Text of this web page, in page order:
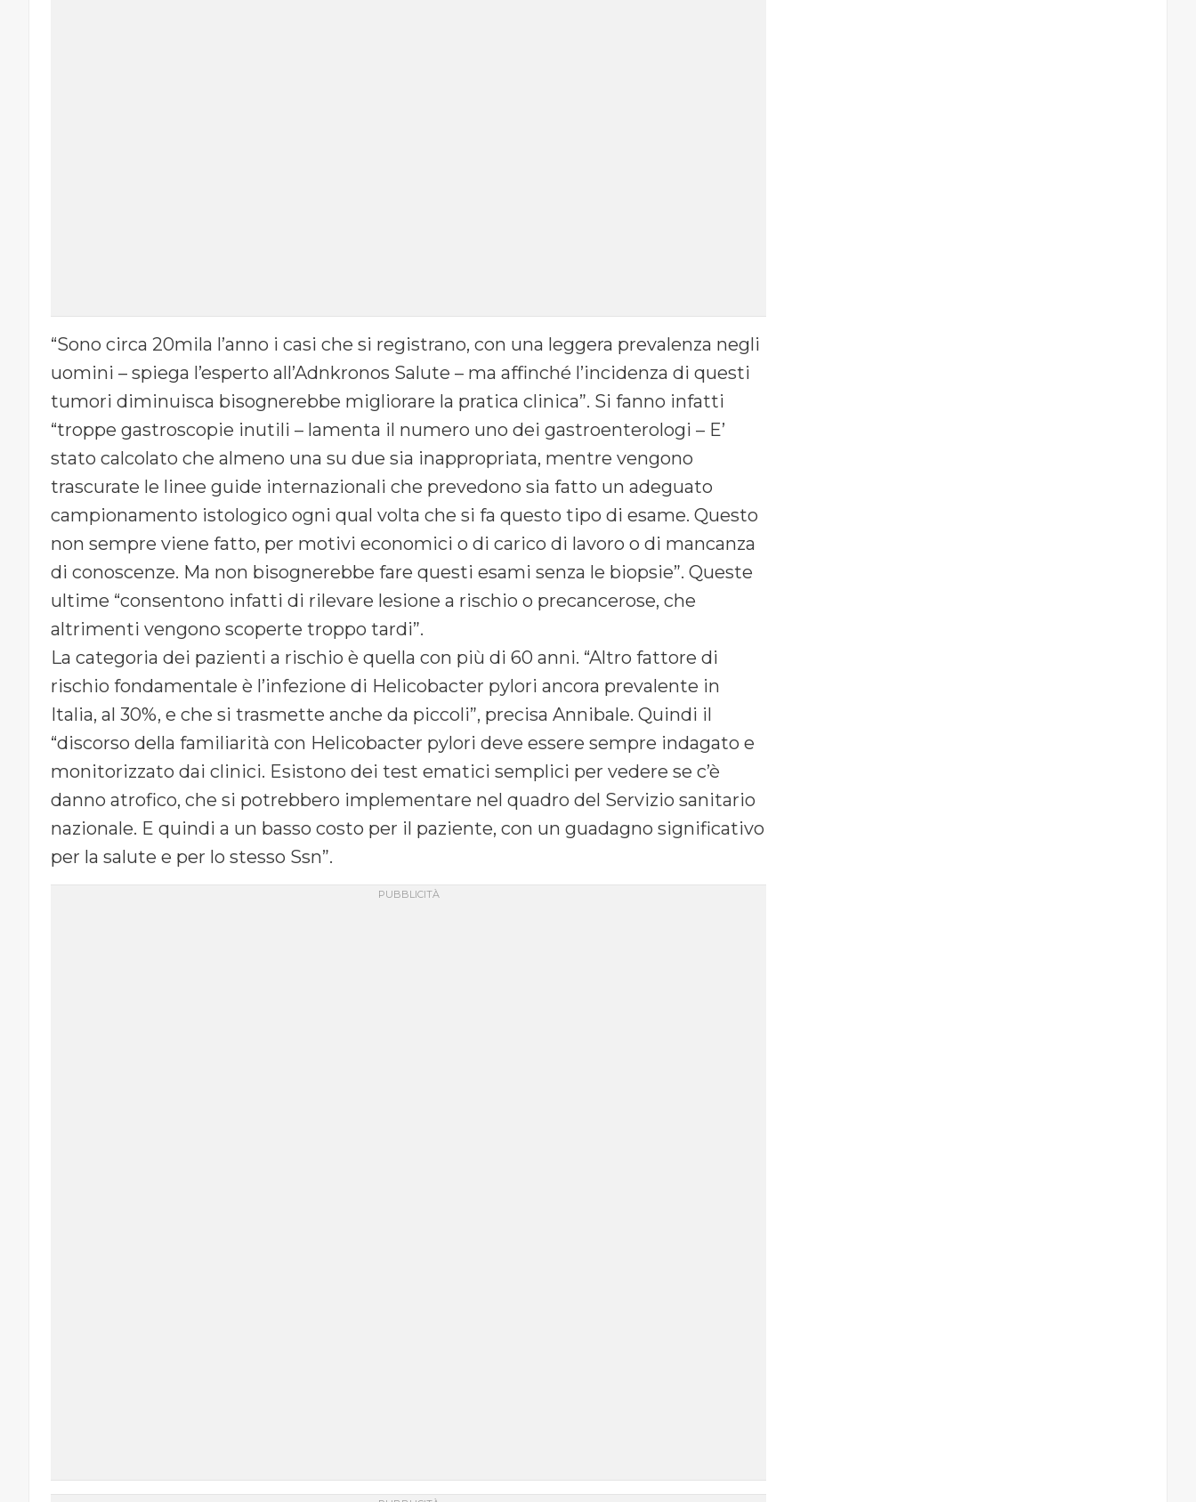
“Sono circa 20mila l’anno i casi che si registrano, con una leggera prevalenza negli
uomini – spiega l’esperto all’Adnkronos Salute – ma affinché l’incidenza di questi
tumori diminuisca bisognerebbe migliorare la pratica clinica”. Si fanno infatti
“troppe gastroscopie inutili – lamenta il numero uno dei gastroenterologi – E’
stato calcolato che almeno una su due sia inappropriata, mentre vengono
trascurate le linee guide internazionali che prevedono sia fatto un adeguato
campionamento istologico ogni qual volta che si fa questo tipo di esame. Questo
non sempre viene fatto, per motivi economici o di carico di lavoro o di mancanza
di conoscenze. Ma non bisognerebbe fare questi esami senza le biopsie”. Queste
ultime “consentono infatti di rilevare lesione a rischio o precancerose, che
altrimenti vengono scoperte troppo tardi”.
La categoria dei pazienti a rischio è quella con più di 60 anni. “Altro fattore di
rischio fondamentale è l’infezione di Helicobacter pylori ancora prevalente in
Italia, al 30%, e che si trasmette anche da piccoli”, precisa Annibale. Quindi il
“discorso della familiarità con Helicobacter pylori deve essere sempre indagato e
monitorizzato dai clinici. Esistono dei test ematici semplici per vedere se c’è
danno atrofico, che si potrebbero implementare nel quadro del Servizio sanitario
nazionale. E quindi a un basso costo per il paziente, con un guadagno significativo
per la salute e per lo stesso Ssn”.